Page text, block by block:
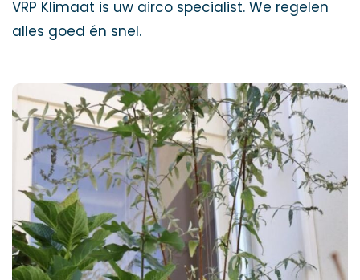
VRP Klimaat is uw airco specialist. We regelen
alles goed én snel.